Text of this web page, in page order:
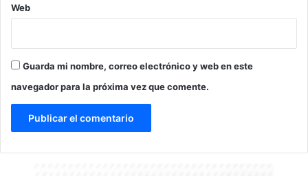
Web
Guarda mi nombre, correo electrónico y web en este
navegador para la próxima vez que comente.